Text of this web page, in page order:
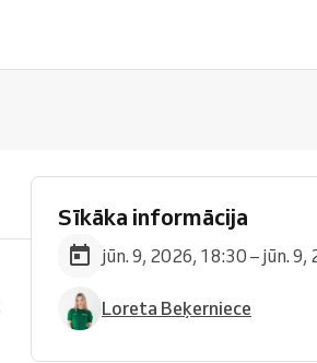
Sīkāka informācija
jūn. 9, 2026, 18:30 – jūn. 9,
Loreta Beķerniece